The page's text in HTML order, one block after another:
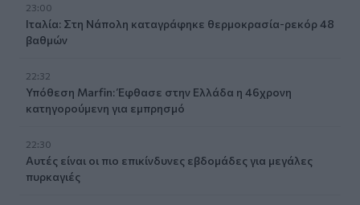
23:00
Ιταλία: Στη Νάπολη καταγράφηκε θερμοκρασία-ρεκόρ 48
βαθμών
22:32
Υπόθεση Marfin: Έφθασε στην Ελλάδα η 46χρονη
κατηγορούμενη για εμπρησμό
22:30
Αυτές είναι οι πιο επικίνδυνες εβδομάδες για μεγάλες
πυρκαγιές